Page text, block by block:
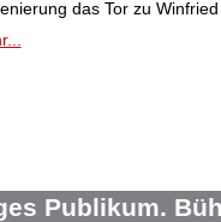
das Tor zu
Publikum.